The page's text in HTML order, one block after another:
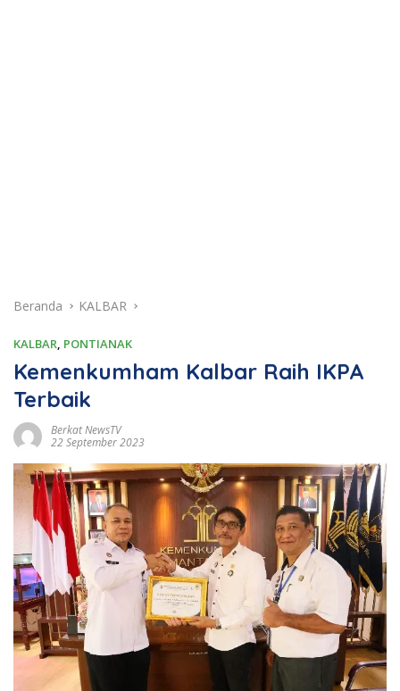
Beranda KALBAR
KALBAR, PONTIANAK
Kemenkumham Kalbar Raih IKPA
Terbaik
Berkat NewsTV
22 September 2023